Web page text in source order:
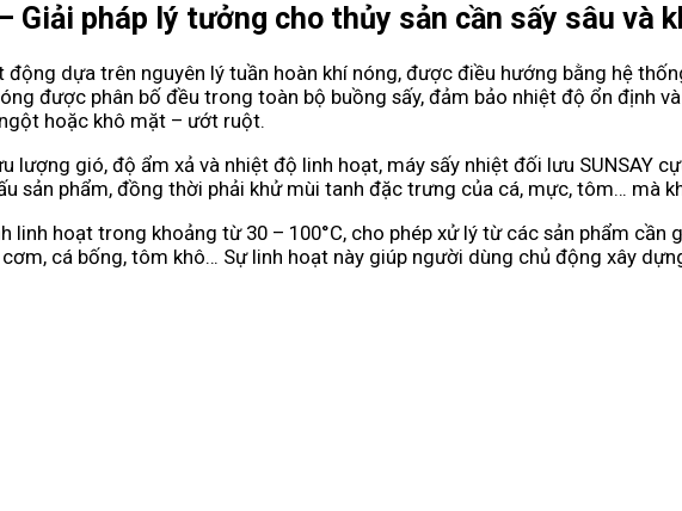
Giải pháp lý tưởng cho thủy sản cần sấy sâu và
động dựa trên nguyên lý tuần hoàn khí nóng, được điều hướng bằng hệ
được phân bố đều trong toàn bộ buồng sấy, đảm bảo nhiệt độ ổn định
hoặc khô mặt – ướt ruột.
lượng gió, độ ẩm xả và nhiệt độ linh hoạt, máy sấy nhiệt đối lưu SUNSAY
sản phẩm, đồng thời phải khử mùi tanh đặc trưng của cá, mực, tôm… mà
linh hoạt trong khoảng từ 30 – 100°C, cho phép xử lý từ các sản phẩm
cá bống, tôm khô… Sự linh hoạt này giúp người dùng chủ động xây